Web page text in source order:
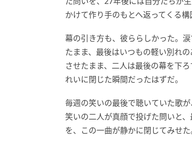
かけて作り手のもとへ返ってくる
幕の引き方も、彼ららしかった。
たまま、最後はいつもの軽い別れ
させたまま、二人は最後の幕を下
れいに閉じた瞬間だったはずだ。
毎週の笑いの最後で聴いていた歌
笑いの二人が真顔で投げた問いと
を、この一曲が静かに閉じてみせた